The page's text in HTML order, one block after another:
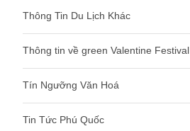
Thông Tin Du Lịch Khác
Thông tin về green Valentine Festival
Tín Ngưỡng Văn Hoá
Tin Tức Phú Quốc